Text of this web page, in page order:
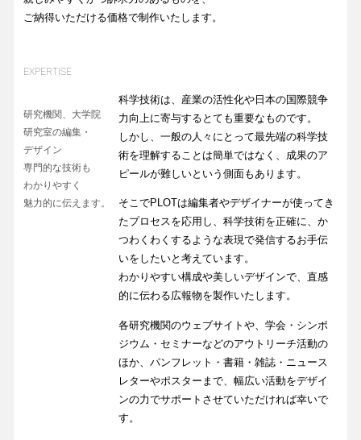
ご納得いただける価格で制作いたします。
EXPERTISE
研究機関、大学院
研究室の編集・
デザイン
専門的な技術も
わかりやすく
魅力的に伝えます。
科学技術は、産業の活性化や日本の国際競争
力向上に寄与するとても重要なものです。
しかし、一般の人々にとって最先端の科学技
術を理解することは簡単ではなく、成果のア
ピールが難しいという側面もあります。
そこでPLOTは編集者やデザイナーが使ってき
たプロセスを応用し、科学技術を正確に、か
つわくわくするような表現で発信するお手伝
いをしたいと考えています。
わかりやすい構成や美しいデザインで、直感
的に伝わる広報物を製作いたします。
各研究機関のウェブサイトや、学会・シンポ
ジウム・セミナーなどのアウトリーチ活動の
ほか、パンフレット・書籍・雑誌・ニュース
レターやポスターまで、幅広い活動をデザイ
ンの力でサポートさせていただければ幸いで
す。